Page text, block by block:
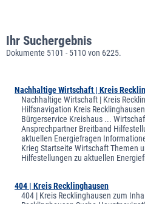
Ihr Suchergebnis
Dokumente 5101 - 5110 von 6225.
Nachhaltige Wirtschaft | Kreis
Nachhaltige Wirtschaft | Kreis
Hilfsnavigation Kreis
Bürgerservice Kreishaus ...
Ansprechpartner Breitband
aktuellen Energiefragen
Krieg Startseite Wirtschaft Themen
Hilfestellungen zu aktuellen
404 | Kreis Recklinghausen
404 | Kreis Recklinghausen zum